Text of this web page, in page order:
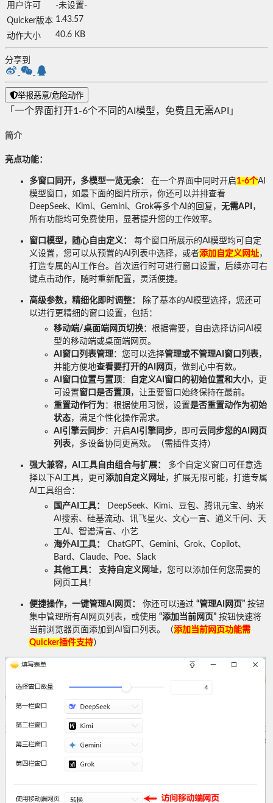
用户许可
-未设置-
Quicker版本 1.43.57
动作大小
40.6 KB
分享到
举报恶意/危险动作
「一个界面打开1-6个不同的AI模型，免费且无需API」
简介
亮点功能：
多窗口同开，多模型一览无余： 在一个界面中同时开启1-6个AI
模型窗口，如最下面的图片所示，你还可以并排查看
DeepSeek、Kimi、Gemini、Grok等多个AI的回复， 无需API ，
所有功能均可免费使用，显著提升您的工作效率。
窗口模型，随心自由定义：
每个窗口所展示的AI模型均可自定
义设置，您可以从预置的AI列表中选择，或者添加自定义网址，
打造专属的AI工作台。首次运行时可进行窗口设置，后续亦可右
键点击动作，随时重新配置，灵活便捷。
高级参数，精细化即时调整：
除了基本的AI模型选择，您还可
以进行更精细的窗口设置，包括：
移动端/桌面端网页切换：根据需要，自由选择访问AI模
型的移动端或桌面端网页。
AI窗口列表管理：您可以选择管理或不管理AI窗口列表，
并能方便地查看要打开的AI网页 ，做到心中有数。
AI窗口位置与置顶： 自定义AI窗口的初始位置和大小，更
可设置窗口是否置顶，让重要窗口始终保持在最前。
重置动作行为：根据使用习惯，设置是否重置动作为初始
状态，满足个性化操作需求。
AI引擎云同步：开启AI引擎同步，即可 云同步您的AI网页
列表，多设备协同更高效。（需插件支持）
强大兼容，AI工具自由组合与扩展：
多个自定义窗口可任意选
择以下AI工具，更可 添加自定义网址，扩展无限可能，打造专属
AI工具组合：
国产AI工具：
DeepSeek、Kimi、豆包、腾讯元宝、纳米
AI搜索、硅基流动、讯飞星火、文心一言、通义千问、天
工AI、智谱清言、小艺
海外AI工具：
ChatGPT、Gemini、Grok、Copilot、
Bard、Claude、Poe、Slack
其他工具：
支持自定义网址，您可以添加任何您需要的
网页工具！
便捷操作，一键管理AI网页： 你还可以通过 “管理AI网页” 按钮
集中管理所有AI网页列表，或使用 “添加当前网页” 按钮快速将
当前浏览器页面添加到AI窗口列表。（添加当前网页功能需
Quicker插件支持）